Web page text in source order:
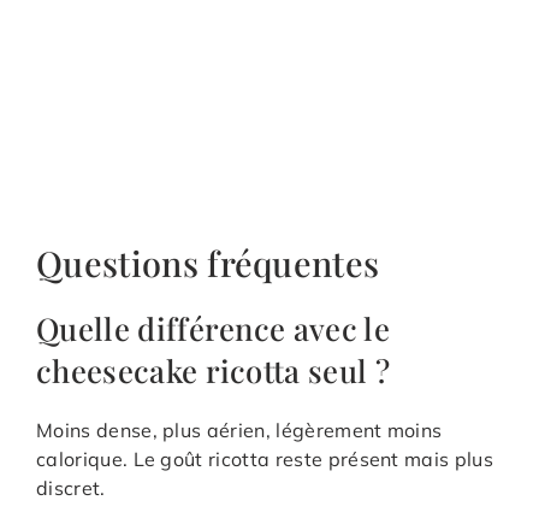
Questions fréquentes
Quelle différence avec le
cheesecake ricotta seul ?
Moins dense, plus aérien, légèrement moins
calorique. Le goût ricotta reste présent mais plus
discret.